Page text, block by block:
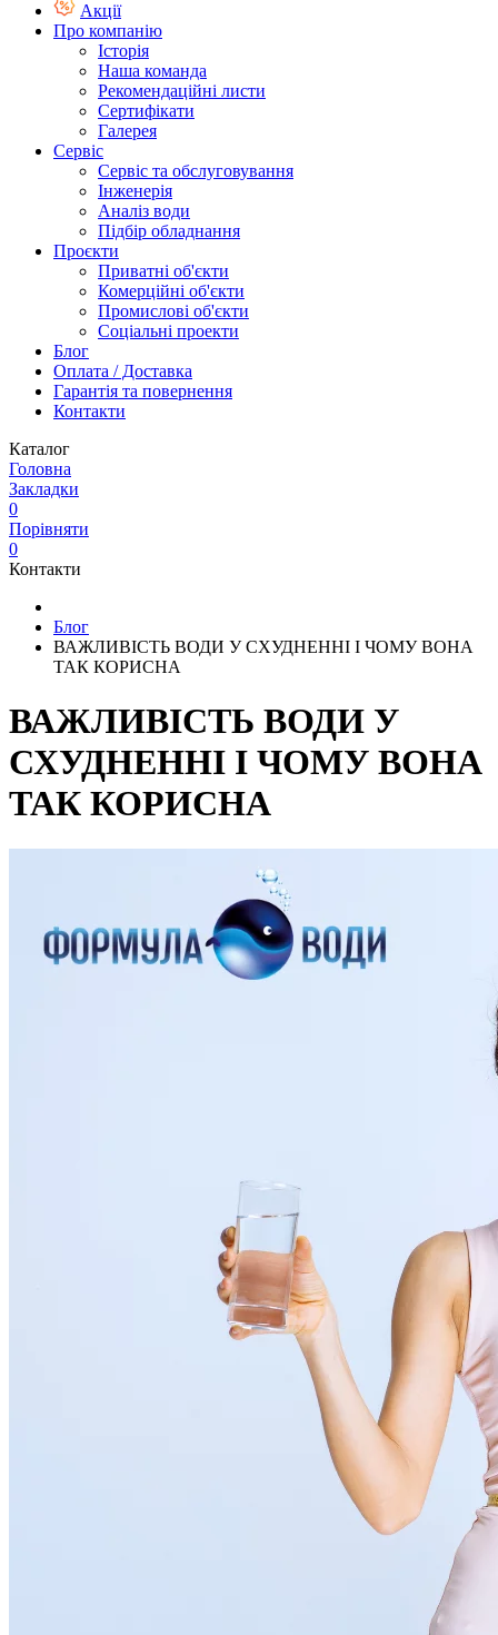
Акції
Про компанію
Історія
Наша команда
Рекомендаційні листи
Сертифікати
Галерея
Сервіс
Сервіс та обслуговування
Інженерія
Аналіз води
Підбір обладнання
Проєкти
Приватні об'єкти
Комерційні об'єкти
Промислові об'єкти
Соціальні проекти
Блог
Оплата / Доставка
Гарантія та повернення
Контакти
Каталог
Головна
Закладки
0
Порівняти
0
Контакти
Блог
ВАЖЛИВІСТЬ ВОДИ У СХУДНЕННІ І ЧОМУ ВОНА
ТАК КОРИСНА
ВАЖЛИВІСТЬ ВОДИ У
СХУДНЕННІ І ЧОМУ ВОНА
ТАК КОРИСНА